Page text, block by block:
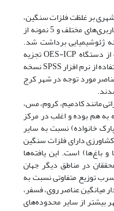
بر غلظت فلزات سنگین،
40 نمونه خاک از فضاهای سبز کرج با کاربری‌های مختلف‌‌ و 5 نمونه از
ژئوشیمیایی برداشت شد.
نمونه‌ها پس از آماده سازی با استفاده از دستگاه OES-ICP تجزیه
شیمیایی شد. تحلیل آماری داده‌ها با استفاده از نرم افزار‌ SPSS نسخه
مورد توجه در شهر کرج
مانند کادمیم، کروم، مس،
هم بوده و اغلب در مرکز
خانواده) نسبت به سایر
دارای فلزات سنگین
باغ‌ها) است. این یافته‌ها
در مناطق دیگر جهان
توزیع متفاوتی نسبت به
میانگین عناصر روی، فسفر،
بیشتر از سایر محدوده‌های